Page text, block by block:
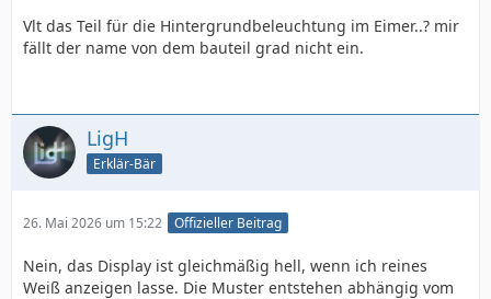
Vlt das Teil für die Hintergrundbeleuchtung im Eimer..? mir
fällt der name von dem bauteil grad nicht ein.
LigH
Erklär-Bär
26. Mai 2026 um 15:22 Offizieller Beitrag
Nein, das Display ist gleichmäßig hell, wenn ich reines
Weiß anzeigen lasse. Die Muster entstehen abhängig vom